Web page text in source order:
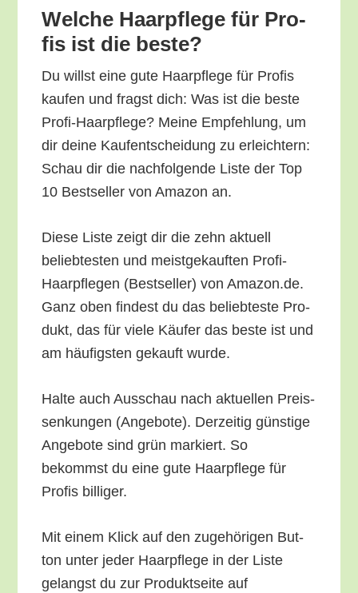
Wel­che Haar­pfle­ge für Pro­
fis ist die beste?
Du willst eine gute Haar­pfle­ge für Pro­fis
kau­fen und fragst dich: Was ist die bes­te
Pro­fi-Haar­pfle­ge? Mei­ne Emp­feh­lung, um
dir dei­ne Kauf­ent­schei­dung zu erleich­tern:
Schau dir die nach­fol­gen­de Lis­te der Top
10 Best­sel­ler von Ama­zon an.
Die­se Lis­te zeigt dir die zehn aktu­ell
belieb­tes­ten und meist­ge­kauf­ten Pro­fi-
Haar­pfle­gen (Best­sel­ler) von Amazon.de.
Ganz oben fin­dest du das belieb­tes­te Pro­
dukt, das für vie­le Käu­fer das bes­te ist und
am häu­figs­ten gekauft wurde.
Hal­te auch Aus­schau nach aktu­el­len Preis­
sen­kun­gen (Ange­bo­te). Der­zei­tig güns­ti­ge
Ange­bo­te sind grün mar­kiert. So
bekommst du eine gute Haar­pfle­ge für
Pro­fis billiger.
Mit einem Klick auf den zuge­hö­ri­gen But­
ton unter jeder Haar­pfle­ge in der Lis­te
gelangst du zur Pro­dukt­sei­te auf